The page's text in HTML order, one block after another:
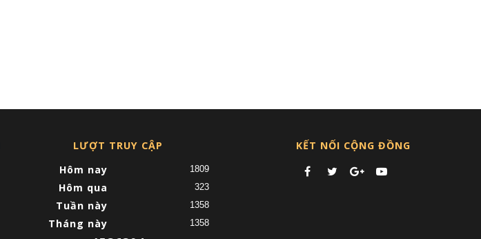
LƯỢT TRUY CẬP
Hôm nay
1809
Hôm qua 323
Tuần này 1358
Tháng này 1358
KẾT NỐI CỘNG ĐỒNG